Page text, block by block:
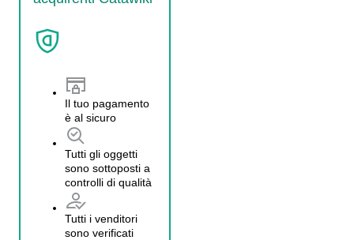
Il tuo pagamento
è al sicuro
Tutti gli oggetti
sono sottoposti a
controlli di qualità
Tutti i venditori
sono verificati